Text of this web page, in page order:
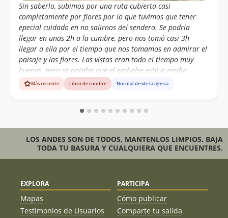
Sin saberlo, subimos por una ruta cubierta casi
completamente por flores por lo que tuvimos que tener
epecial cuidado en no salirnos del sendero. Se podría
llegar en unas 2h a la cumbre, pero nos tomó casi 3h
llegar a ella por el tiempo que nos tomamos en admirar el
paisaje y las flores. Las vistas eran todo el tiempo muy
buenas, pero se notaba que el embalse está a media
capacidad. Cerro muy recomendable para hacer por el día
si es que se anda por la zona.
Más reciente Libro de cumbre Normal desde la iglesia
LOS ANDES SON DE TODOS, MANTENLOS LIMPIOS. BAJA
TODA TU BASURA Y CUALQUIERA QUE ENCUENTRES.
EXPLORA
Mapas
Testimonios de Usuarios
PARTICIPA
Cómo publicar
Comparte tu salida